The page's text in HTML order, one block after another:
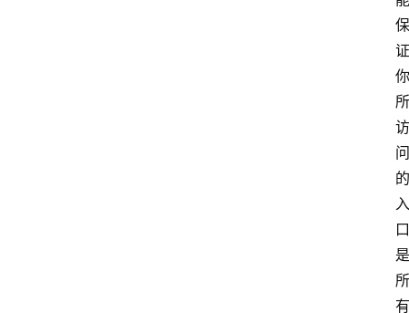
保
证
你
所
访
问
的
入
口
是
所
有